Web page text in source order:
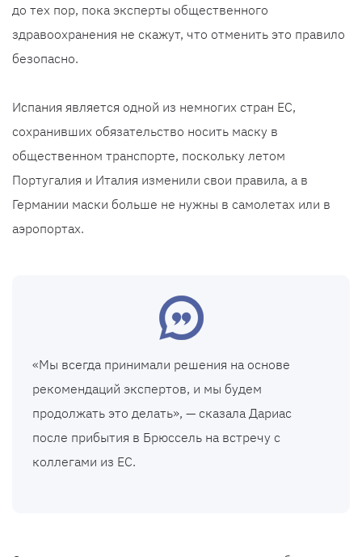
до тех пор, пока эксперты общественного
здравоохранения не скажут, что отменить это правило
безопасно.
Испания является одной из немногих стран ЕС,
сохранивших обязательство носить маску в
общественном транспорте, поскольку летом
Португалия и Италия изменили свои правила, а в
Германии маски больше не нужны в самолетах или в
аэропортах.
«Мы всегда принимали решения на основе
рекомендаций экспертов, и мы будем
продолжать это делать», — сказала Дариас
после прибытия в Брюссель на встречу с
коллегами из ЕС.